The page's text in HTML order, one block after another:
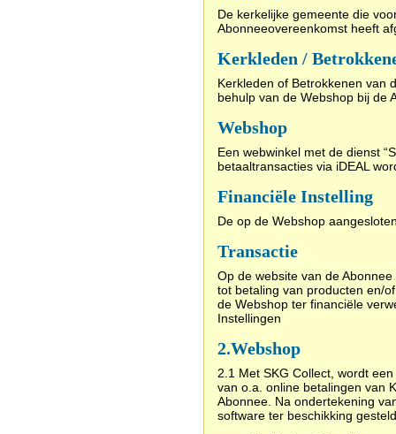
De kerkelijke gemeente die
Abonneeovereenkomst heeft
Kerkleden /
Kerkleden of Betrokkenen van
behulp van de Webshop bij de
Webshop
Een webwinkel met de dienst
betaaltransacties via iDEAL
Financiële Instelling
De op de Webshop
Transactie
Op de website van de
tot betaling van producten en/
de Webshop ter financiële
Instellingen
2.Webshop
2.1 Met SKG Collect, wordt
van o.a. online betalingen van
Abonnee. Na ondertekening
software ter beschikking